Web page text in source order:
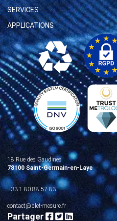
SERVICES
APPLICATIONS
18 Rue des Gaudines
78100 Saint-Germain-en-Laye
+33 1 80 88 57 83
contact@blet-mesure.fr
Partager